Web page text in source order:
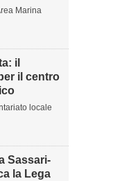
Marina
il
il centro
locale
Sassari-
la Lega